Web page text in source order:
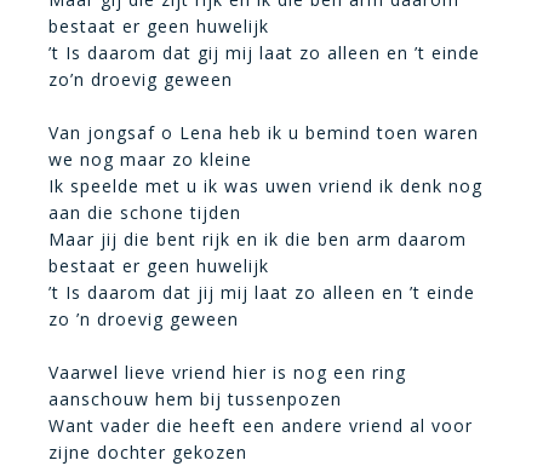
bestaat er geen huwelijk
’t Is daarom dat gij mij laat zo alleen en ’t einde
zo’n droevig geween
Van jongsaf o Lena heb ik u bemind toen waren
we nog maar zo kleine
Ik speelde met u ik was uwen vriend ik denk nog
aan die schone tijden
Maar jij die bent rijk en ik die ben arm daarom
bestaat er geen huwelijk
’t Is daarom dat jij mij laat zo alleen en ’t einde
zo ’n droevig geween
Vaarwel lieve vriend hier is nog een ring
aanschouw hem bij tussenpozen
Want vader die heeft een andere vriend al voor
zijne dochter gekozen